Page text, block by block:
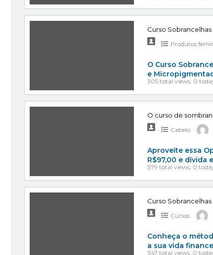
Curso
Produtos
O Curso
e
305 total views, 0
O curso de
Cabelo
Aproveite essa
R$97,00 e dívida
379 total views, 0
Curso
Cursos
Conheça o
a sua vida
347 total views, 0